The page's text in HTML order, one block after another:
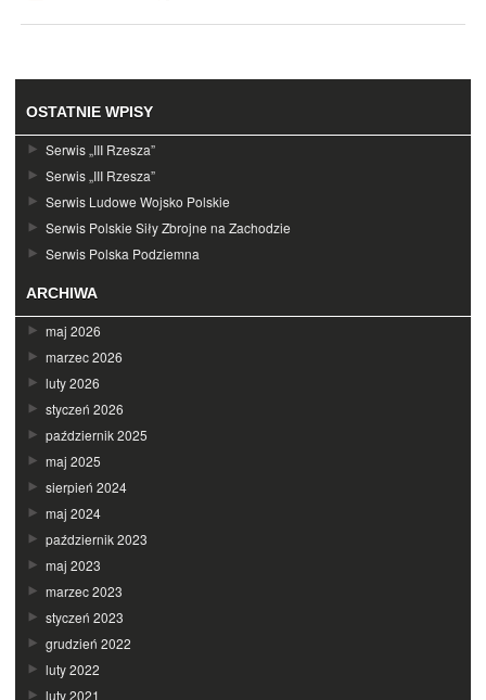
OSTATNIE WPISY
Serwis „III Rzesza”
Serwis „III Rzesza”
Serwis Ludowe Wojsko Polskie
Serwis Polskie Siły Zbrojne na Zachodzie
Serwis Polska Podziemna
ARCHIWA
maj 2026
marzec 2026
luty 2026
styczeń 2026
październik 2025
maj 2025
sierpień 2024
maj 2024
październik 2023
maj 2023
marzec 2023
styczeń 2023
grudzień 2022
luty 2022
luty 2021